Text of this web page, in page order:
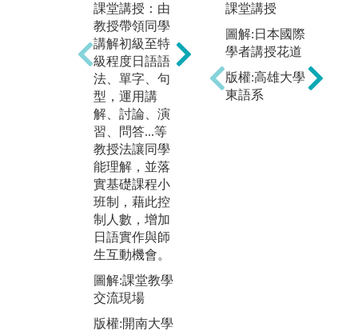
課堂講授：由
教授帶領同學
講解初級至特
級程度日語語
法、單字、句
型，運用講
解、討論、演
習、問答...等
教授法讓同學
能理解，並落
實基礎課程小
班制，藉此控
制人數，增加
日語實作與師
生互動機會。
圖解:課堂教學
交流現場
版權:開南大學
日本文化體
驗：藉由日本
摺紙、日本動
漫、日語系
週、紅白藝
課堂講授
圖解:日本國際
學者講授花道
版權:高雄大學
東語系